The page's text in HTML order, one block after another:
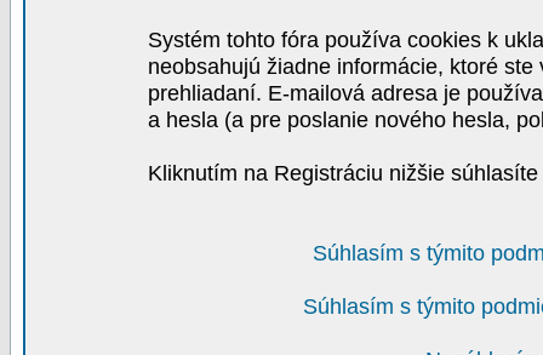
Systém tohto fóra používa cookies k
neobsahujú žiadne informácie, ktoré
prehliadaní. E-mailová adresa je
a hesla (a pre poslanie nového hesla,
Kliknutím na Registráciu nižšie
Súhlasím s týmito
Súhlasím s týmito